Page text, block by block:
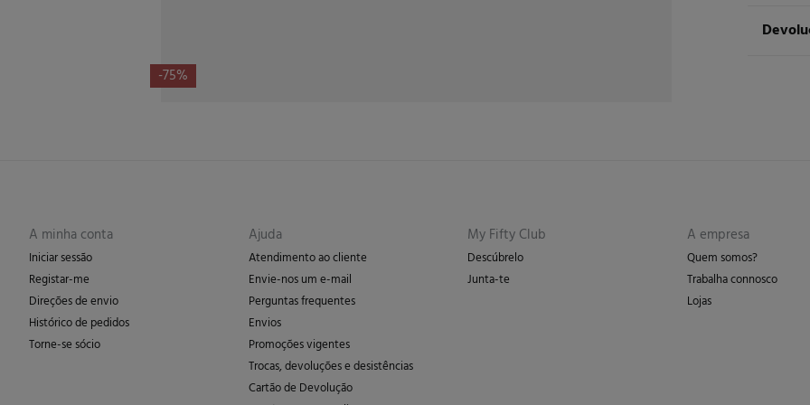
-75%
A minha conta
Iniciar sessão
Registar-me
Direções de envio
Histórico de pedidos
Torne-se sócio
Ajuda
Atendimento ao cliente
Envie-nos um e-mail
Perguntas frequentes
Envios
Promoções vigentes
Trocas, devoluções e desistências
Cartão de Devolução
My Fifty Club
Descúbrelo
Junta-te
A empresa
Quem somos?
Trabalha connosco
Lojas